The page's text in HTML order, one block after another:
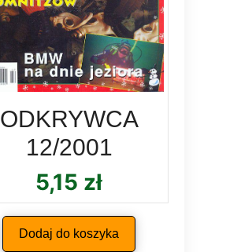
ODKRYWCA
12/2001
5,15 zł
Dodaj do koszyka